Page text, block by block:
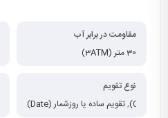
مقاومت در برابر آب
30 متر (3ATM)
نوع تقویم
,تقویم ساده یا روزشمار (Date)